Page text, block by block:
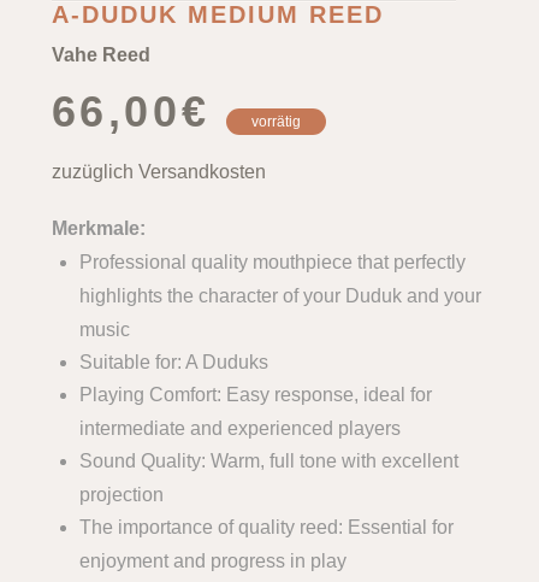
A-DUDUK MEDIUM REED
Vahe Reed
66,00€ vorrätig
zuzüglich Versandkosten
Merkmale:
Professional quality mouthpiece that perfectly
highlights the character of your Duduk and your
music
Suitable for: A Duduks
Playing Comfort: Easy response, ideal for
intermediate and experienced players
Sound Quality: Warm, full tone with excellent
projection
The importance of quality reed: Essential for
enjoyment and progress in play